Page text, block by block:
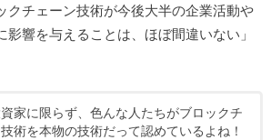
クチェーン技術が今後大半の企業活動や
影響を与えることは、ほぼ間違いない」
家に限らず、色んな人たちがブロックチ
術を本物の技術だって認めているよね！